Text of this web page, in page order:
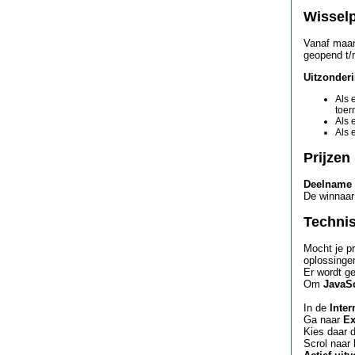
Vanaf
geopend
Als
Als
Als
Prijzen
De
Mocht je
Er wordt
Om
In de
Ga naar
Kies daar
Scrol naar